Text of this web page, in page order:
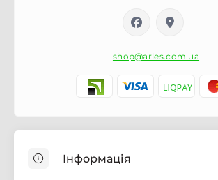
shop@arles.com.ua
Інформація